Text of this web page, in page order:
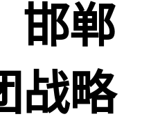
邯郸
战略